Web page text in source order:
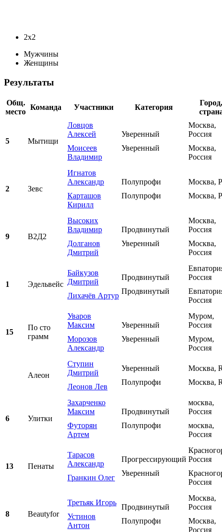
2х2
Мужчины
Женщины
Результаты
Общ.
место
Команда Участники Категория
Город,
5 Мытищи
Ловцов
Алексей
Моисеев
Владимир
Уверенный
Уверенный
Москва,
Россия
Москва,
Россия
2 Зевс
Игнатов
Александр
Карташов
Кирилл
Полупрофи
Полупрофи
Москва,
Москва,
9 В2Д2
Высоких
Владимир
Долганов
Дмитрий
Продвинутый
Уверенный
Москва,
Россия
Москва,
Россия
1 Эдельвейс
Байкузов
Дмитрий
Лихачёв Артур
Продвинутый
Продвинутый
Россия
Россия
15
По сто
грамм
Уваров
Максим
Морозов
Александр
Уверенный
Уверенный
Муром,
Россия
Муром,
Россия
Алеон
Ступин
Дмитрий
Леонов Лев
Уверенный
Полупрофи
Москва,
Москва,
6 Улитки
Захарченко
Максим
Футорян
Артем
Продвинутый
Полупрофи
москва,
Россия
москва,
Россия
13 Пенаты
Тарасов
Александр
Гранкин Олег
Прогрессирующий
Уверенный
Россия
Россия
8 Beautyfor
Третьяк Игорь
Устинов
Антон
Продвинутый
Полупрофи
Москва,
Россия
Москва,
Россия